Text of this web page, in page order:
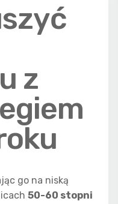
z
go na niską
50-60 stopni